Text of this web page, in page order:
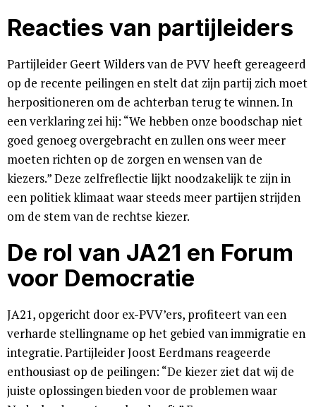
Reacties van partijleiders
Partijleider Geert Wilders van de PVV heeft gereageerd
op de recente peilingen en stelt dat zijn partij zich moet
herpositioneren om de achterban terug te winnen. In
een verklaring zei hij: “We hebben onze boodschap niet
goed genoeg overgebracht en zullen ons weer meer
moeten richten op de zorgen en wensen van de
kiezers.” Deze zelfreflectie lijkt noodzakelijk te zijn in
een politiek klimaat waar steeds meer partijen strijden
om de stem van de rechtse kiezer.
De rol van JA21 en Forum
voor Democratie
JA21, opgericht door ex-PVV’ers, profiteert van een
verharde stellingname op het gebied van immigratie en
integratie. Partijleider Joost Eerdmans reageerde
enthousiast op de peilingen: “De kiezer ziet dat wij de
juiste oplossingen bieden voor de problemen waar